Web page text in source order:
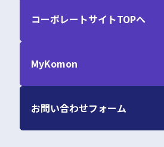
コーポレートサイトTOPへ
MyKomon
お問い合わせフォーム